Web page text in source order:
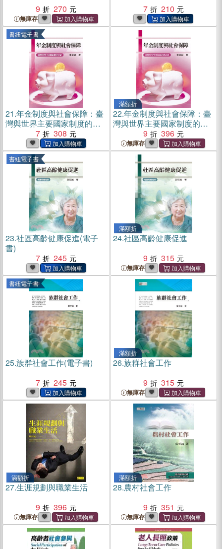
9 270
無庫存
7 210
書紐電子書
21.年金制度與社會保障：臺
灣與世界主要國家制度的介
紹(電子書)
7 308
滿額折
22.年金制度與社會保障：臺
灣與世界主要國家制度的介
9 396
無庫存
書紐電子書
23.社區高齡健康促進(電子
書)
7
245
滿額折
24.社區高齡健康促進
9
315
無庫存
書紐電子書
25.族群社會工作(電子書)
7
245
滿額折
26.族群社會工作
9
315
無庫存
滿額折
27.生涯規劃與職業生活
9
396
無庫存
滿額折
28.農村社會工作
9
351
無庫存